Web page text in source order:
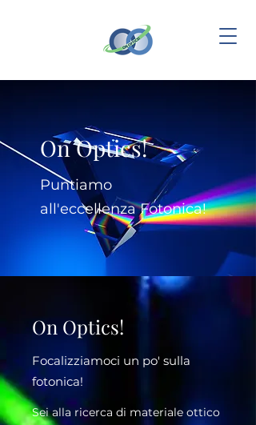
On Optics!
Puntiamo
all'eccellenza Fotonica!
On Optics!
Focalizziamoci un po' sulla
fotonica!
Sei alla ricerca di materiale ottico